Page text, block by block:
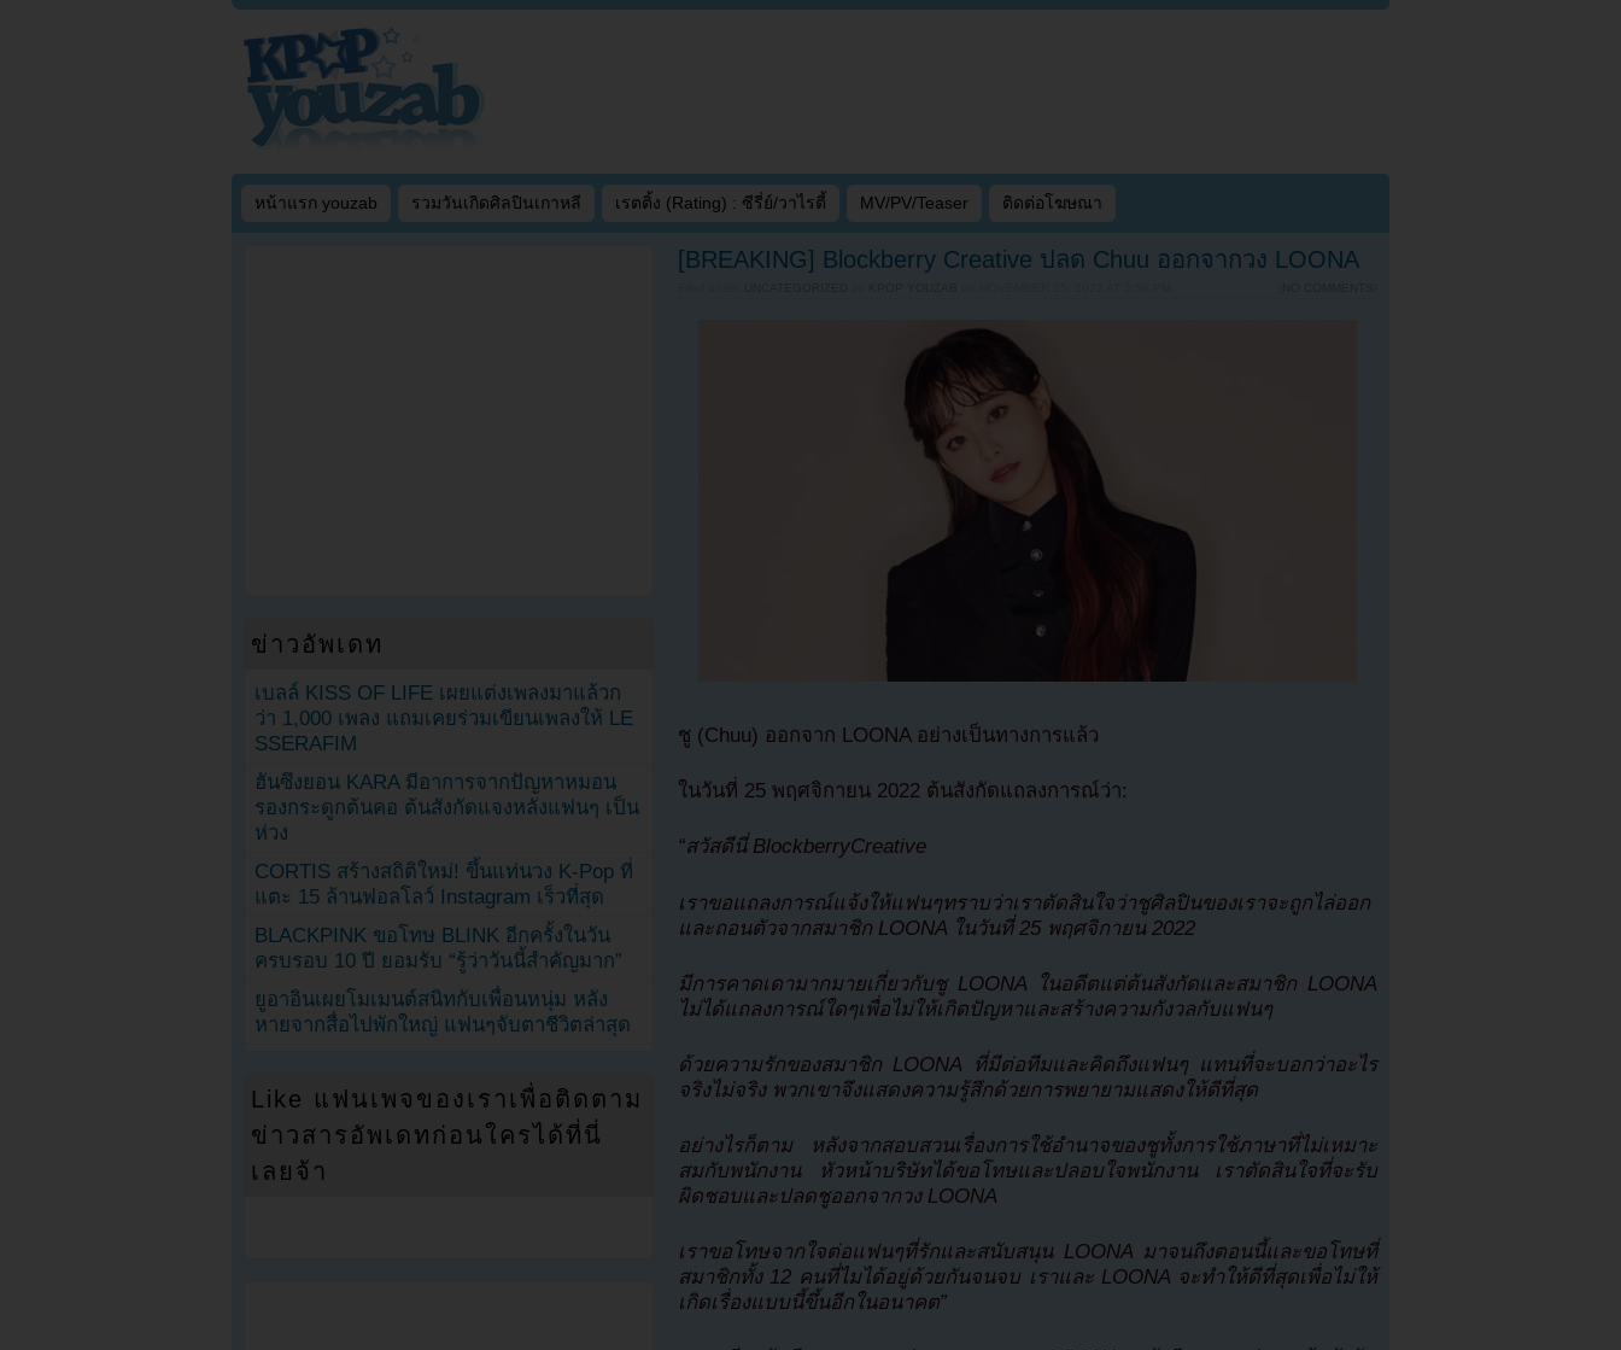
หน้าแรก youzab รวมวันเกิดศิลปินเกาหลี เรตติ้ง (Rating) : ซีรี่ย์/วาไรตี้ MV/PV/Teaser ติดต่อโฆษณา
[BREAKING] Blockberry Creative ปลด Chuu ออกจากวง LOONA
UNCATEGORIZED KPOP YOUZAB NO COMMENTS
ชู (Chuu) ออกจาก LOONA อย่างเป็นทางการแล้ว
ในวันที่ 25 พฤศจิกายน 2022 ต้นสังกัดแถลงการณ์ว่า:
“สวัสดีนี่ BlockberryCreative
เราขอแถลงการณ์แจ้งให้แฟนๆทราบว่าเราตัดสินใจว่าชูศิลปินของเราจะถูกไล่ออก
และถอนตัวจากสมาชิก LOONA ในวันที่ 25 พฤศจิกายน 2022
มีการคาดเดามากมายเกี่ยวกับชู LOONA ในอดีตแต่ต้นสังกัดและสมาชิก LOONA
ไม่ได้แถลงการณ์ใดๆเพื่อไม่ให้เกิดปัญหาและสร้างความกังวลกับแฟนๆ
ด้วยความรักของสมาชิก LOONA ที่มีต่อทีมและคิดถึงแฟนๆ แทนที่จะบอกว่าอะไร
จริงไม่จริง พวกเขาจึงแสดงความรู้สึกด้วยการพยายามแสดงให้ดีที่สุด
อย่างไรก็ตาม หลังจากสอบสวนเรื่องการใช้อำนาจของชูทั้งการใช้ภาษาที่ไม่เหมาะ
สมกับพนักงาน หัวหน้าบริษัทได้ขอโทษและปลอบใจพนักงาน เราตัดสินใจที่จะรับ
ผิดชอบและปลดชูออกจากวง LOONA
เราขอโทษจากใจต่อแฟนๆที่รักและสนับสนุน LOONA มาจนถึงตอนนี้และขอโทษที่
สมาชิกทั้ง 12 คนที่ไมได้อยู่ด้วยกันจนจบ เราและ LOONA จะทำให้ดีที่สุดเพื่อไม่ให้
เกิดเรื่องแบบนี้ขึ้นอีกในอนาคต”
ข่าวอัพเดท
เบลล์ KISS OF LIFE เผยแต่งเพลงมาแล้วก
ว่า 1,000 เพลง แถมเคยร่วมเขียนเพลงให้ LE
SSERAFIM
ฮันซึงยอน KARA มีอาการจากปัญหาหมอน
รองกระดูกต้นคอ ต้นสังกัดแจงหลังแฟนๆ เป็น
ห่วง
CORTIS สร้างสถิติใหม่! ขึ้นแท่นวง K-Pop ที่
แตะ 15 ล้านฟอลโลว์ Instagram เร็วที่สุด
BLACKPINK ขอโทษ BLINK อีกครั้งในวัน
ครบรอบ 10 ปี ยอมรับ “รู้ว่าวันนี้สำคัญมาก”
ยูอาอินเผยโมเมนต์สนิทกับเพื่อนหนุ่ม หลัง
หายจากสื่อไปพักใหญ่ แฟนๆจับตาชีวิตล่าสุด
Like แฟนเพจของเราเพื่อติดตาม
ข่าวสารอัพเดทก่อนใครได้ที่นี่
เลยจ้า